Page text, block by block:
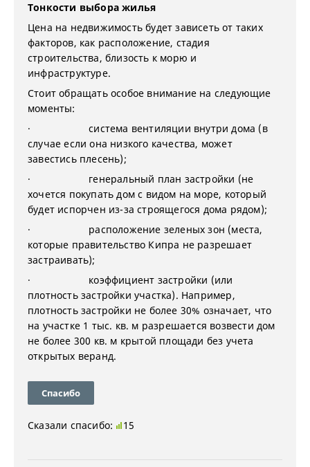
Тонкости выбора жилья
Цена на недвижимость будет зависеть от таких
факторов, как расположение, стадия
строительства, близость к морю и
инфраструктуре.
Стоит обращать особое внимание на следующие
моменты:
· система вентиляции внутри дома (в
случае если она низкого качества, может
завестись плесень);
· генеральный план застройки (не
хочется покупать дом с видом на море, который
будет испорчен из-за строящегося дома рядом);
· расположение зеленых зон (места,
которые правительство Кипра не разрешает
застраивать);
· коэффициент застройки (или
плотность застройки участка). Например,
плотность застройки не более 30% означает, что
на участке 1 тыс. кв. м разрешается возвести дом
не более 300 кв. м крытой площади без учета
открытых веранд.
Спасибо
Сказали спасибо: 15